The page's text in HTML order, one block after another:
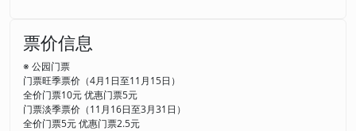
票价信息
※ 公园门票
门票旺季票价（4月1日至11月15日）
全价门票10元 优惠门票5元
门票淡季票价（11月16日至3月31日）
全价门票5元 优惠门票2.5元